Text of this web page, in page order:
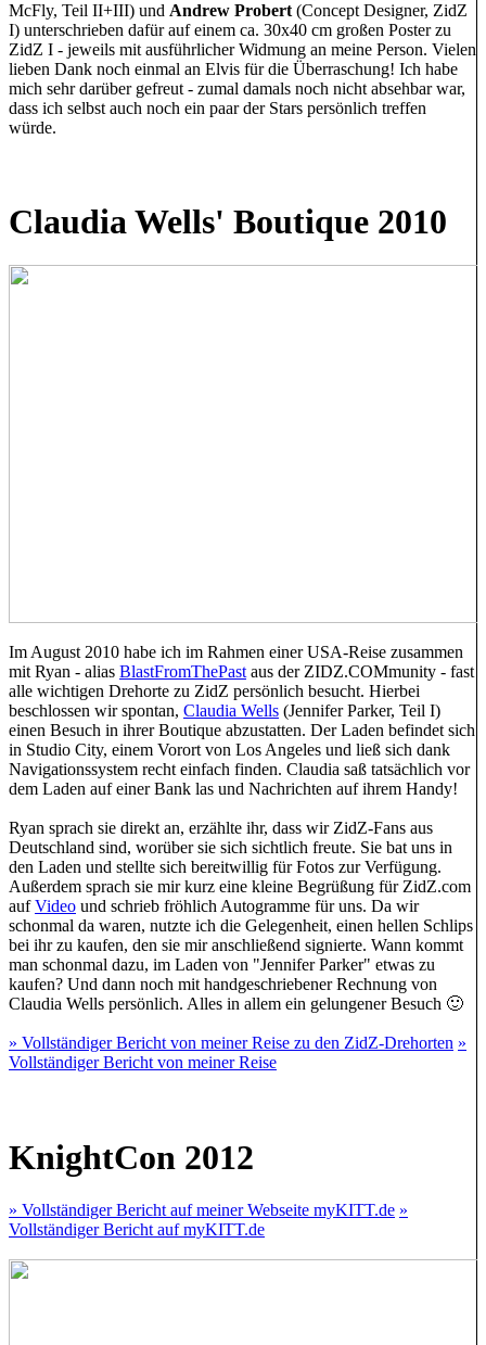
McFly, Teil II+III) und Andrew Probert (Concept Designer, ZidZ
I) unterschrieben dafür auf einem ca. 30x40 cm großen Poster zu
ZidZ I - jeweils mit ausführlicher Widmung an meine Person. Vielen
lieben Dank noch einmal an Elvis für die Überraschung! Ich habe
mich sehr darüber gefreut - zumal damals noch nicht absehbar war,
dass ich selbst auch noch ein paar der Stars persönlich treffen
würde.
Claudia Wells' Boutique 2010
Im August 2010 habe ich im Rahmen einer USA-Reise zusammen
mit Ryan - alias BlastFromThePast aus der ZIDZ.COMmunity - fast
alle wichtigen Drehorte zu ZidZ persönlich besucht. Hierbei
beschlossen wir spontan, Claudia Wells (Jennifer Parker, Teil I)
einen Besuch in ihrer Boutique abzustatten. Der Laden befindet sich
in Studio City, einem Vorort von Los Angeles und ließ sich dank
Navigationssystem recht einfach finden. Claudia saß tatsächlich vor
dem Laden auf einer Bank las und Nachrichten auf ihrem Handy!
Ryan sprach sie direkt an, erzählte ihr, dass wir ZidZ-Fans aus
Deutschland sind, worüber sie sich sichtlich freute. Sie bat uns in
den Laden und stellte sich bereitwillig für Fotos zur Verfügung.
Außerdem sprach sie mir kurz eine kleine Begrüßung für ZidZ.com
aufVideo und schrieb fröhlich Autogramme für uns. Da wir
schonmal da waren, nutzte ich die Gelegenheit, einen hellen Schlips
bei ihr zu kaufen, den sie mir anschließend signierte. Wann kommt
man schonmal dazu, im Laden von "Jennifer Parker" etwas zu
kaufen? Und dann noch mit handgeschriebener Rechnung von
Claudia Wells persönlich. Alles in allem ein gelungener Besuch 🙂
» Vollständiger Bericht von meiner Reise zu den ZidZ-Drehorten »
Vollständiger Bericht von meiner Reise
KnightCon 2012
» Vollständiger Bericht auf meiner Webseite myKITT.de »
Vollständiger Bericht auf myKITT.de